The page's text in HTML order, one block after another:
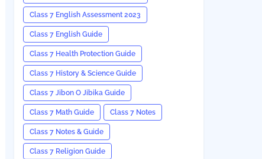
Class 7 English Assessment 2023
Class 7 English Guide
Class 7 Health Protection Guide
Class 7 History & Science Guide
Class 7 Jibon O Jibika Guide
Class 7 Math Guide Class 7 Notes
Class 7 Notes & Guide
Class 7 Religion Guide